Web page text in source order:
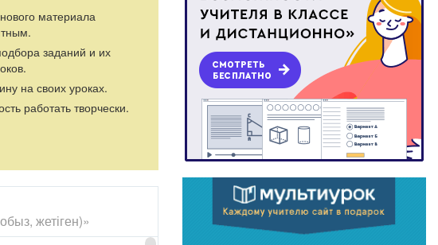
материала
заданий и их
на своих уроках.
работать творчески.
жетіген)»